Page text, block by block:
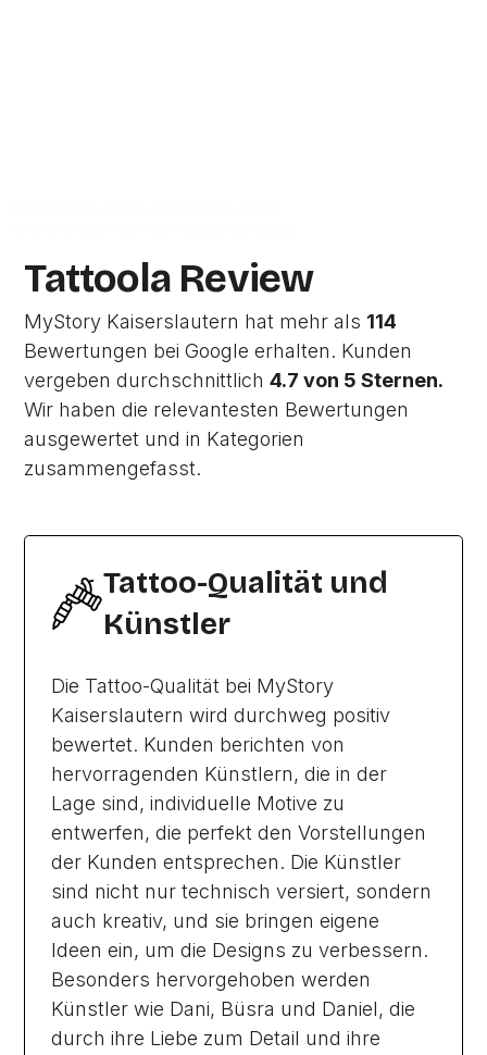
Tattoola Review
MyStory Kaiserslautern hat mehr als 114
Bewertungen bei Google erhalten. Kunden
vergeben durchschnittlich4.7 von 5 Sternen.
Wir haben die relevantesten Bewertungen
ausgewertet und in Kategorien
zusammengefasst.
Tattoo-Qualität und
Künstler
Die Tattoo-Qualität bei MyStory
Kaiserslautern wird durchweg positiv
bewertet. Kunden berichten von
hervorragenden Künstlern, die in der
Lage sind, individuelle Motive zu
entwerfen, die perfekt den Vorstellungen
der Kunden entsprechen. Die Künstler
sind nicht nur technisch versiert, sondern
auch kreativ, und sie bringen eigene
Ideen ein, um die Designs zu verbessern.
Besonders hervorgehoben werden
Künstler wie Dani, Büsra und Daniel, die
durch ihre Liebe zum Detail und ihre